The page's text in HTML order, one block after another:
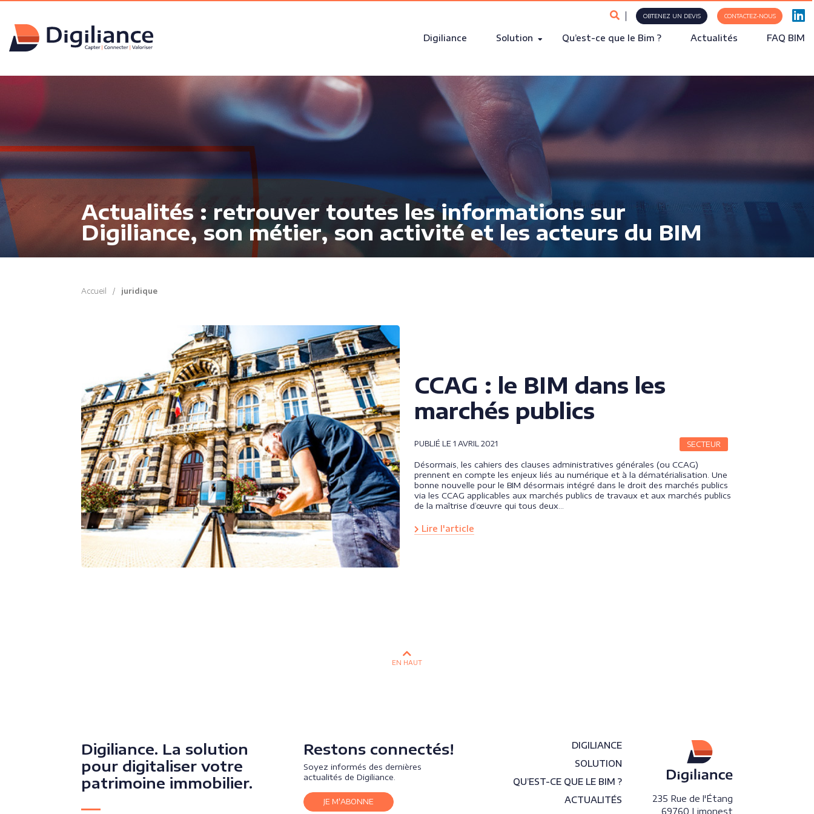
OBTENEZ UN DEVIS CONTACTEZ-NOUS
Digiliance Solution Qu’est-ce que le Bim ? Actualités FAQ BIM
Actualités : retrouver toutes les informations sur
Digiliance, son métier, son activité et les acteurs du BIM
Accueil / juridique
CCAG : le BIM dans les
marchés publics
PUBLIÉ LE 1 AVRIL 2021 SECTEUR
Désormais, les cahiers des clauses administratives générales (ou CCAG)
prennent en compte les enjeux liés au numérique et à la dématérialisation. Une
bonne nouvelle pour le BIM désormais intégré dans le droit des marchés publics
via les CCAG applicables aux marchés publics de travaux et aux marchés publics
de la maîtrise d’œuvre qui tous deux…
Lire l'article
EN HAUT
Digiliance. La solution
pour digitaliser votre
patrimoine immobilier.
Restons connectés!
Soyez informés des dernières
actualités de Digiliance.
JE M'ABONNE
DIGILIANCE
SOLUTION
QU’EST-CE QUE LE BIM ?
ACTUALITÉS
235 Rue de l'Étang
69760 Limonest